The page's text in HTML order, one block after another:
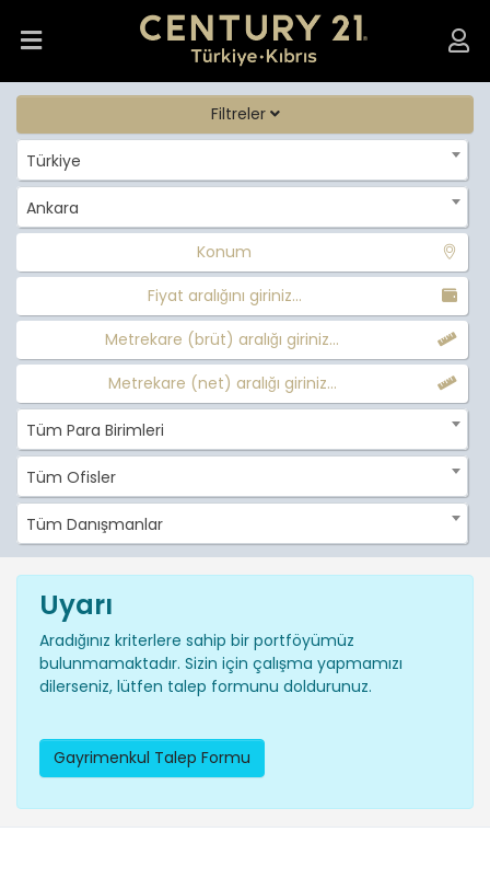
Filtreler
Türkiye
Ankara
Konum
Fiyat aralığını giriniz...
Metrekare (brüt) aralığı giriniz...
Metrekare (net) aralığı giriniz...
Tüm Para Birimleri
Tüm Ofisler
Tüm Danışmanlar
Uyarı
Aradığınız kriterlere sahip bir portföyümüz
bulunmamaktadır. Sizin için çalışma yapmamızı
dilerseniz, lütfen talep formunu doldurunuz.
Gayrimenkul Talep Formu